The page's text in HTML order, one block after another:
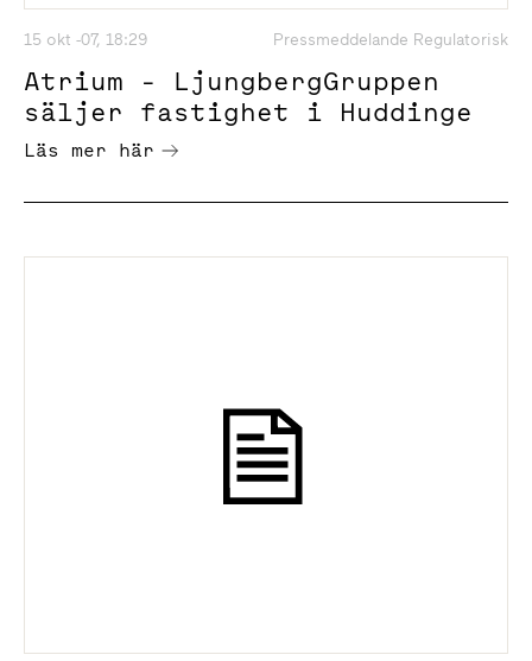
15 okt -07, 18:29 Pressmeddelande Regulatorisk
Atrium - LjungbergGruppen
säljer fastighet i Huddinge
Läs mer här